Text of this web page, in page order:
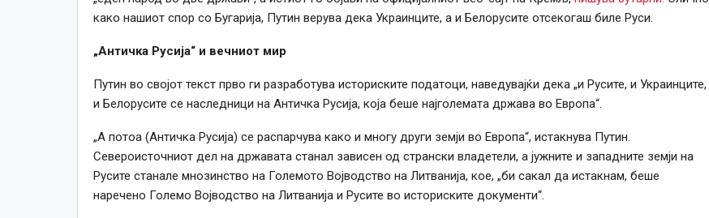
како нашиот спор со Бугарија, Путин верува дека Украинците, а и Белорусите отсекогаш биле Руси.
„Античка Русија“ и вечниот мир
Путин во својот текст прво ги разработува историските податоци, наведувајќи дека „и Русите, и Украинците,
и Белорусите се наследници на Античка Русија, која беше најголемата држава во Европа“.
„А потоа (Античка Русија) се распарчува како и многу други земји во Европа“, истакнува Путин.
Североисточниот дел на државата станал зависен од странски владетели, а јужните и западните земји на
Русите станале мнозинство на Големото Војводство на Литванија, кое, „би сакал да истакнам, беше
наречено Големо Војводство на Литванија и Русите во историските документи“.